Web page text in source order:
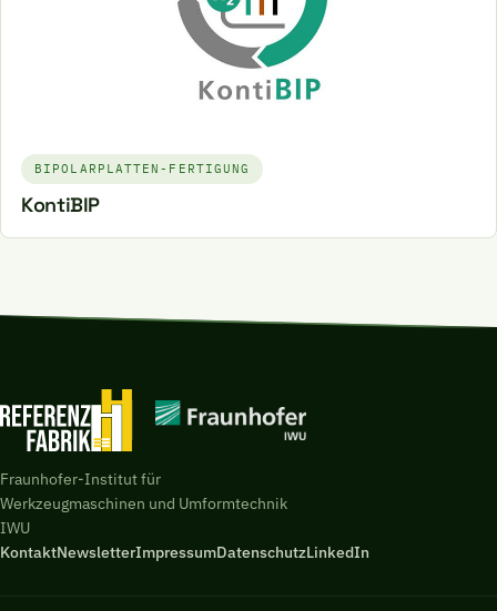
BIPOLARPLATTEN-FERTIGUNG
KontiBIP
Fraunhofer-Institut für
Werkzeugmaschinen und Umformtechnik
IWU
KontaktNewsletterImpressumDatenschutzLinkedIn